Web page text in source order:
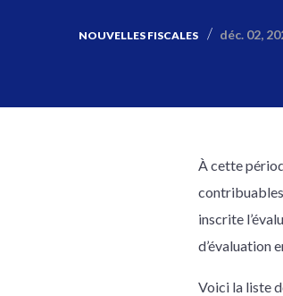
NOUVELLES FISCALES déc. 02,
À cette
contribuables
inscrite
d’évaluation
Voici la liste